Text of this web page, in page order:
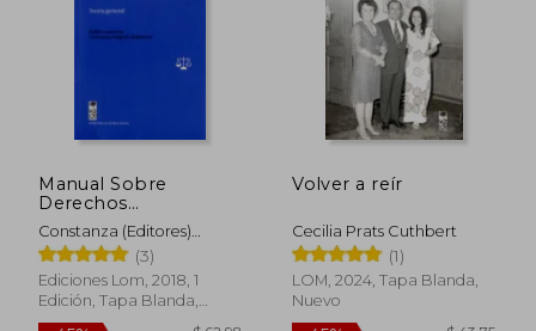
Manual Sobre
Derechos
Fundamentales
Constanza (Editores)
Contreras, Pablo Y
Salgado
(3)
Ediciones Lom, 2018, 1
Edición, Tapa Blanda,
Nuevo
Volver a reír
Cecilia Prats Cuthbert
(1)
LOM, 2024, Tapa Blanda,
Nuevo